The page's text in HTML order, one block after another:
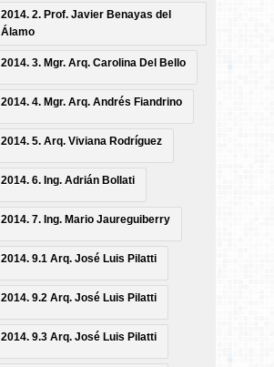
2014. 2. Prof. Javier Benayas del
Álamo
2014. 3. Mgr. Arq. Carolina Del Bello
2014. 4. Mgr. Arq. Andrés Fiandrino
2014. 5. Arq. Viviana Rodríguez
2014. 6. Ing. Adrián Bollati
2014. 7. Ing. Mario Jaureguiberry
2014. 9.1 Arq. José Luis Pilatti
2014. 9.2 Arq. José Luis Pilatti
2014. 9.3 Arq. José Luis Pilatti